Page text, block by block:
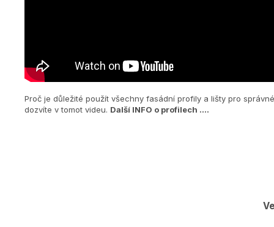
Proč je důležité použít všechny fasádní profily a lišty pro
dozvíte v tomot videu. Další INFO o profilech ....